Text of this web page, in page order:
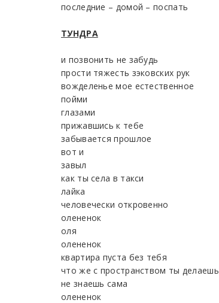
последние – домой – поспать
ТУНДРА
и позвонить не забудь
прости тяжесть зэковских рук
вожделенье мое естественное
пойми
глазами
прижавшись к тебе
забывается прошлое
вот и
завыл
как ты села в такси
лайка
человечески откровенно
олененок
оля
олененок
квартира пуста без тебя
что же с пространством ты делаешь
не знаешь сама
олененок